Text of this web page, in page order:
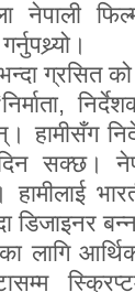
नेपाली
ग्रसित
हामीसँग
सक्छ।
हामीलाई
डिजाइनर
लागि